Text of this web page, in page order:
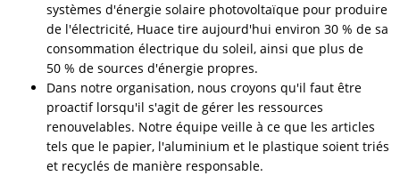
systèmes d'énergie solaire photovoltaïque pour produire
de l'électricité, Huace tire aujourd'hui environ 30 % de sa
consommation électrique du soleil, ainsi que plus de
50 % de sources d'énergie propres.
Dans notre organisation, nous croyons qu'il faut être
proactif lorsqu'il s'agit de gérer les ressources
renouvelables. Notre équipe veille à ce que les articles
tels que le papier, l'aluminium et le plastique soient triés
et recyclés de manière responsable.